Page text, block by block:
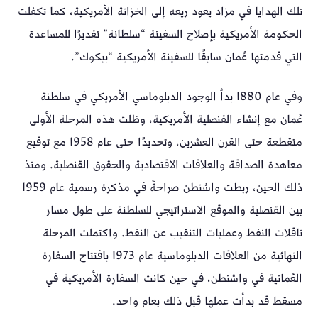
تلك الهدايا في مزاد يعود ريعه إلى الخزانة الأمريكية، كما تكفلت
الحكومة الأمريكية بإصلاح السفينة “سلطانة” تقديرًا للمساعدة
التي قدمتها عُمان سابقًا للسفينة الأمريكية “بيكوك”.
وفي عام 1880 بدأ الوجود الدبلوماسي الأمريكي في سلطنة
عُمان مع إنشاء القنصلية الأمريكية، وظلت هذه المرحلة الأولى
متقطعة حتى القرن العشرين، وتحديدًا حتى عام 1958 مع توقيع
معاهدة الصداقة والعلاقات الاقتصادية والحقوق القنصلية. ومنذ
ذلك الحين، ربطت واشنطن صراحةً في مذكرة رسمية عام 1959
بين القنصلية والموقع الاستراتيجي للسلطنة على طول مسار
ناقلات النفط وعمليات التنقيب عن النفط. واكتملت المرحلة
النهائية من العلاقات الدبلوماسية عام 1973 بافتتاح السفارة
العُمانية في واشنطن، في حين كانت السفارة الأمريكية في
مسقط قد بدأت عملها قبل ذلك بعام واحد.